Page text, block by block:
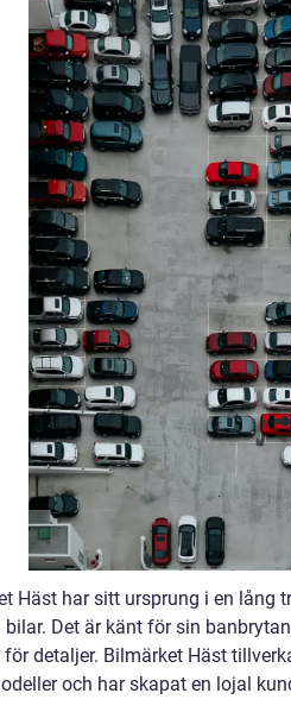
Häst har sitt ursprung i en lång
Det är känt för sin
detaljer. Bilmärket Häst
och har skapat en lojal